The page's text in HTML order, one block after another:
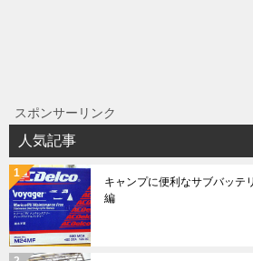
スポンサーリンク
人気記事
キャンプに便利なサブバッテ
編